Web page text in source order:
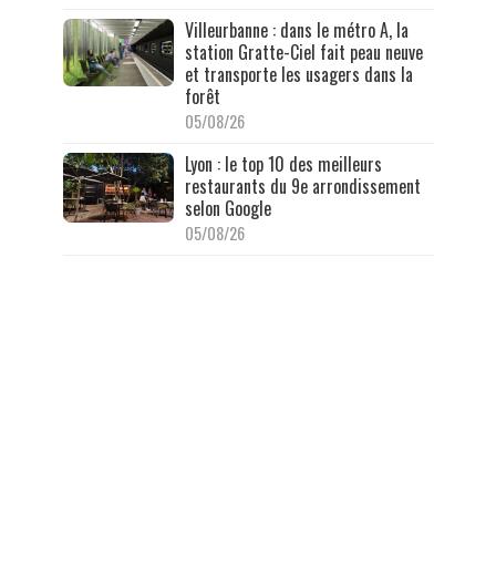
Villeurbanne : dans le métro A, la
station Gratte-Ciel fait peau neuve
et transporte les usagers dans la
forêt
05/08/26
Lyon : le top 10 des meilleurs
restaurants du 9e arrondissement
selon Google
05/08/26